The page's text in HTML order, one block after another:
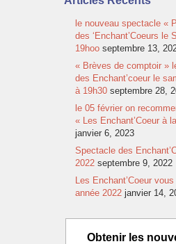
le nouveau spectacle «
des ‘Enchant’Coeurs le
19hoo septembre 13,
« Brèves de comptoir »
des Enchant’coeur le
à 19h30 septembre 28,
le 05 février on
« Les Enchant’Coeur à
janvier 6, 2023
Spectacle des
2022 septembre 9, 2022
Les Enchant’Coeur
année 2022 janvier 14,
Obtenir les